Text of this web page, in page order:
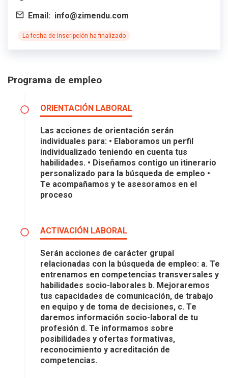
Email: info@zimendu.com
La fecha de inscripción ha finalizado
Programa de empleo
ORIENTACIÓN LABORAL
Las acciones de orientación serán
individuales para: • Elaboramos un perfil
individualizado teniendo en cuenta tus
habilidades. • Diseñamos contigo un itinerario
personalizado para la búsqueda de empleo •
Te acompañamos y te asesoramos en el
proceso
ACTIVACIÓN LABORAL
Serán acciones de carácter grupal
relacionadas con la búsqueda de empleo: a. Te
entrenamos en competencias transversales y
habilidades socio-laborales b. Mejoraremos
tus capacidades de comunicación, de trabajo
en equipo y de toma de decisiones, c. Te
daremos información socio-laboral de tu
profesión d. Te informamos sobre
posibilidades y ofertas formativas,
reconocimiento y acreditación de
competencias.